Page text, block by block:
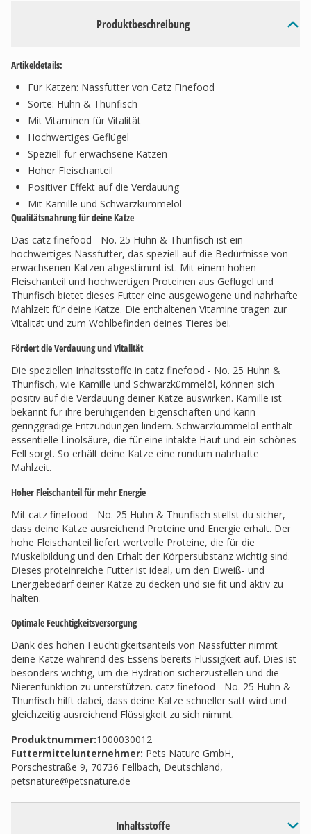
Produktbeschreibung
Artikeldetails:
Für Katzen: Nassfutter von Catz Finefood
Sorte: Huhn & Thunfisch
Mit Vitaminen für Vitalität
Hochwertiges Geflügel
Speziell für erwachsene Katzen
Hoher Fleischanteil
Positiver Effekt auf die Verdauung
Mit Kamille und Schwarzkümmelöl
Qualitätsnahrung für deine Katze
Das catz finefood - No. 25 Huhn & Thunfisch ist ein
hochwertiges Nassfutter, das speziell auf die Bedürfnisse von
erwachsenen Katzen abgestimmt ist. Mit einem hohen
Fleischanteil und hochwertigen Proteinen aus Geflügel und
Thunfisch bietet dieses Futter eine ausgewogene und nahrhafte
Mahlzeit für deine Katze. Die enthaltenen Vitamine tragen zur
Vitalität und zum Wohlbefinden deines Tieres bei.
Fördert die Verdauung und Vitalität
Die speziellen Inhaltsstoffe in catz finefood - No. 25 Huhn &
Thunfisch, wie Kamille und Schwarzkümmelöl, können sich
positiv auf die Verdauung deiner Katze auswirken. Kamille ist
bekannt für ihre beruhigenden Eigenschaften und kann
geringgradige Entzündungen lindern. Schwarzkümmelöl enthält
essentielle Linolsäure, die für eine intakte Haut und ein schönes
Fell sorgt. So erhält deine Katze eine rundum nahrhafte
Mahlzeit.
Hoher Fleischanteil für mehr Energie
Mit catz finefood - No. 25 Huhn & Thunfisch stellst du sicher,
dass deine Katze ausreichend Proteine und Energie erhält. Der
hohe Fleischanteil liefert wertvolle Proteine, die für die
Muskelbildung und den Erhalt der Körpersubstanz wichtig sind.
Dieses proteinreiche Futter ist ideal, um den Eiweiß- und
Energiebedarf deiner Katze zu decken und sie fit und aktiv zu
halten.
Optimale Feuchtigkeitsversorgung
Dank des hohen Feuchtigkeitsanteils von Nassfutter nimmt
deine Katze während des Essens bereits Flüssigkeit auf. Dies ist
besonders wichtig, um die Hydration sicherzustellen und die
Nierenfunktion zu unterstützen. catz finefood - No. 25 Huhn &
Thunfisch hilft dabei, dass deine Katze schneller satt wird und
gleichzeitig ausreichend Flüssigkeit zu sich nimmt.
Produktnummer:1000030012
Futtermittelunternehmer: Pets Nature GmbH,
Porschestraße 9, 70736 Fellbach, Deutschland,
petsnature@petsnature.de
Inhaltsstoffe